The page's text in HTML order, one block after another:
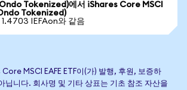
Tokenized)에서 iShares Core MSCI
Tokenized)
IEFAon와 같음
MSCI EAFE ETF이(가) 발행, 후원, 보증하
닙니다. 회사명 및 기타 상표는 기초 참조 자산을